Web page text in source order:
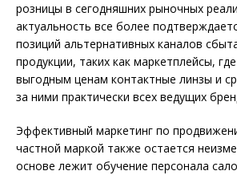
розницы в сегодняшних рыночных
актуальность все более
позиций альтернативных каналов
продукции, таких как маркетплейсы,
выгодным ценам контактные линзы и
за ними практически всех ведущих
Эффективный маркетинг по
частной маркой также остается
основе лежит обучение персонала